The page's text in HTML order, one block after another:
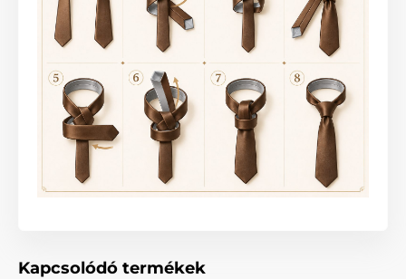
Kapcsolódó termékek